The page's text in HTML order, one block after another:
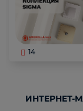
14
ИНТЕРНЕТ-